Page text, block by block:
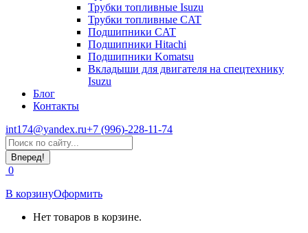
Трубки топливные Isuzu
Трубки топливные CAT
Подшипники CAT
Подшипники Hitachi
Подшипники Komatsu
Вкладыши для двигателя на спецтехнику
Isuzu
Блог
Контакты
int174@yandex.ru+7 (996)-228-11-74
Страница
WhatsApp
открывается
в
новом
окне
Поиск:
0
В корзинуОформить
Нет товаров в корзине.